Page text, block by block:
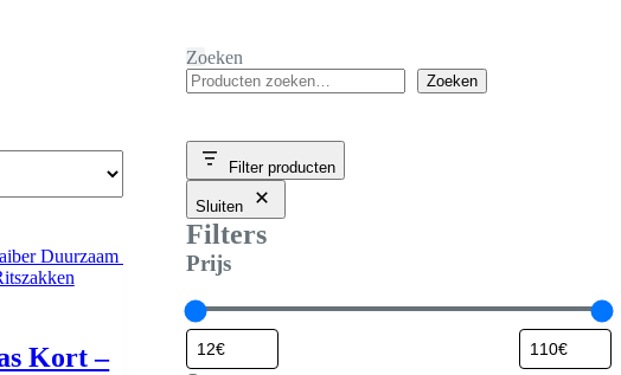
Kort –
Zoeken
Zoeken
Filter producten
Sluiten
Filters
Prijs